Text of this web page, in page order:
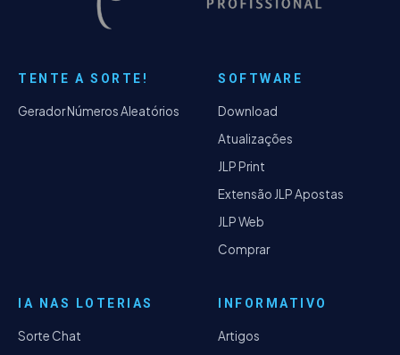
TENTE A SORTE!
Gerador Números Aleatórios
SOFTWARE
Download
Atualizações
JLP Print
Extensão JLP Apostas
JLP Web
Comprar
IA NAS LOTERIAS
Sorte Chat
INFORMATIVO
Artigos